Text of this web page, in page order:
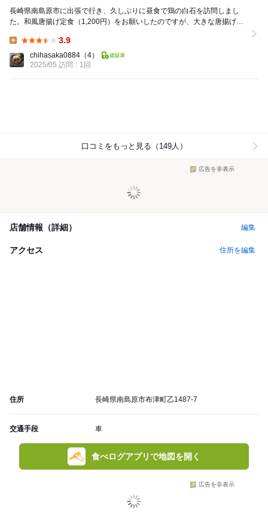
長崎県南島原市に出張で行き、久しぶりに昼食で鶏の白石を訪問しまし
た。和風唐揚げ定食（1,200円）をお願いしたのですが、大きな唐揚げが
3.9
chihasaka0884 （4）
2025/05 訪問
1回
口コミをもっと見る（149人）
広告を非表示
店舗情報（詳細） 編集
アクセス 住所を編集
住所 長崎県南島原市布津町乙1487-7
交通手段 車
食べログアプリで地図を開く
広告を非表示